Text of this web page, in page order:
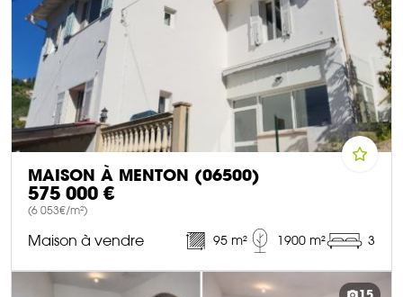
MAISON À MENTON (06500)
575 000 €
(6 053€/m²)
Maison à vendre 95 m² 1900 m² 3
DÉCOUVRIR CE BIEN